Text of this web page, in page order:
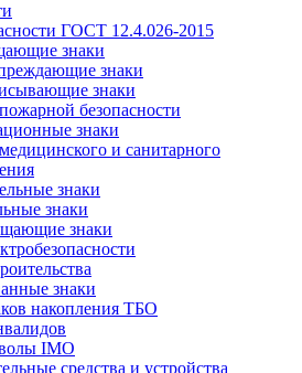
ГОСТ 12.4.026-2015
знаки
знаки
знаки
безопасности
знаки
и санитарного
знаки
знаки
знаки
знаки
накопления ТБО
IMO
средства и устройства